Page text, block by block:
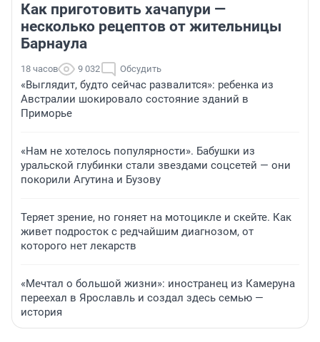
Как приготовить хачапури —
несколько рецептов от жительницы
Барнаула
18 часов 9 032 Обсудить
«Выглядит, будто сейчас развалится»: ребенка из
Австралии шокировало состояние зданий в
Приморье
«Нам не хотелось популярности». Бабушки из
уральской глубинки стали звездами соцсетей — они
покорили Агутина и Бузову
Теряет зрение, но гоняет на мотоцикле и скейте. Как
живет подросток с редчайшим диагнозом, от
которого нет лекарств
«Мечтал о большой жизни»: иностранец из Камеруна
переехал в Ярославль и создал здесь семью —
история